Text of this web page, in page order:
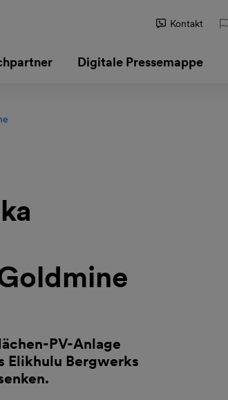
Kontakt
Digitale Pressemappe
PV-Anlage
Elikhulu Bergwerks